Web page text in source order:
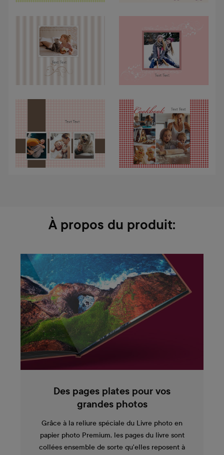
À propos du produit:
Des pages plates pour vos
grandes photos
Grâce à la reliure spéciale du Livre photo en
papier photo Premium, les pages du livre sont
collées ensemble de sorte qu'elles reposent à